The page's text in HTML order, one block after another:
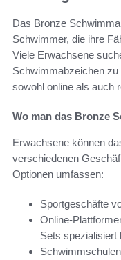
Das Bronze
Schwimmer, die ihre
Viele Erwachsene
Schwimmabzeichen
sowohl online als auch
Wo man das Bronze
Erwachsene können
verschiedenen
Optionen umfassen:
Sportgeschäfte
Online-
Sets spezialisiert